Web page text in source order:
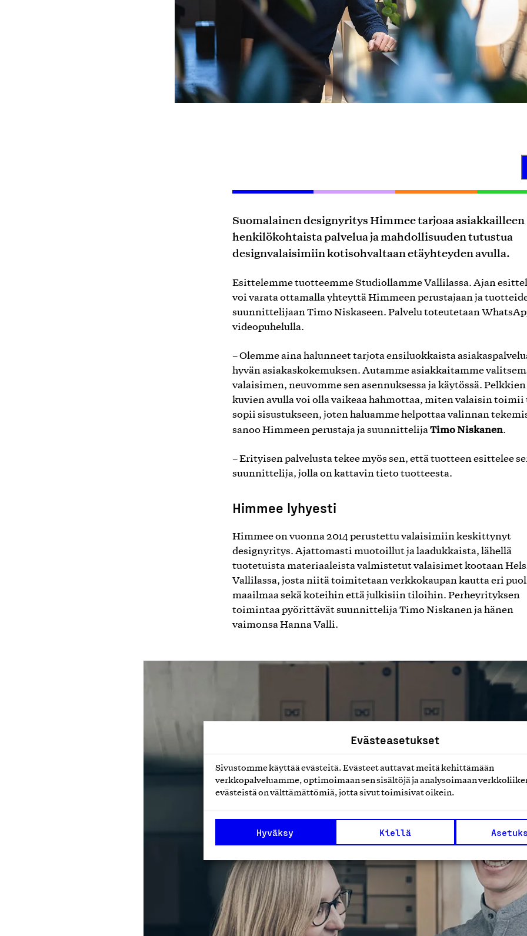
Evästeasetukset
Sivustomme käyttää evästeitä. Evästeet auttavat meitä kehittämään
verkkopalveluamme, optimoimaan sen sisältöjä ja analysoimaan
evästeistä on välttämättömiä, jotta sivut toimisivat oikein.
Hyväksy Kiellä
Suomalainen designyritys Himmee tarjoaa asiakkailleen
henkilökohtaista palvelua ja mahdollisuuden tutustua
designvalaisimiin kotisohvaltaan etäyhteyden avulla.
Esittelemme tuotteemme Studiollamme Vallilassa. Ajan
voi varata ottamalla yhteyttä Himmeen perustajaan ja
suunnittelijaan Timo Niskaseen. Palvelu toteutetaan
videopuhelulla.
– Olemme aina halunneet tarjota ensiluokkaista
hyvän asiakaskokemuksen. Autamme asiakkaitamme
valaisimen, neuvomme sen asennuksessa ja käytössä. Pelkkien
kuvien avulla voi olla vaikeaa hahmottaa, miten valaisin toimii
sopii sisustukseen, joten haluamme helpottaa valinnan
sanoo Himmeen perustaja ja suunnittelijaTimo Niskanen.
– Erityisen palvelusta tekee myös sen, että tuotteen esittelee
suunnittelija, jolla on kattavin tieto tuotteesta.
Himmee lyhyesti
Himmee on vuonna 2014 perustettu valaisimiin keskittynyt
designyritys. Ajattomasti muotoillut ja laadukkaista, lähellä
tuotetuista materiaaleista valmistetut valaisimet kootaan
Vallilassa, josta niitä toimitetaan verkkokaupan kautta eri
maailmaa sekä koteihin että julkisiin tiloihin. Perheyrityksen
toimintaa pyörittävät suunnittelija Timo Niskanen ja hänen
vaimonsa Hanna Valli.